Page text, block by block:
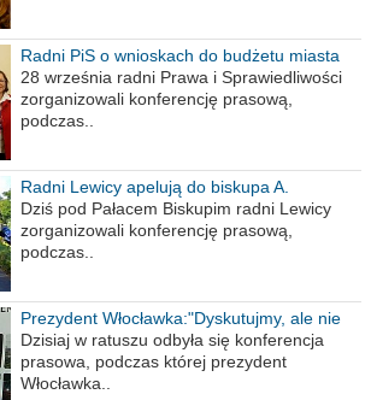
Radni PiS o wnioskach do budżetu miasta
na 2021 rok
28 września radni Prawa i Sprawiedliwości
zorganizowali konferencję prasową,
podczas..
Radni Lewicy apelują do biskupa A.
Wiesława Meringa
Dziś pod Pałacem Biskupim radni Lewicy
zorganizowali konferencję prasową,
podczas..
Prezydent Włocławka:"Dyskutujmy, ale nie
obrażajmy się”
Dzisiaj w ratuszu odbyła się konferencja
prasowa, podczas której prezydent
Włocławka..